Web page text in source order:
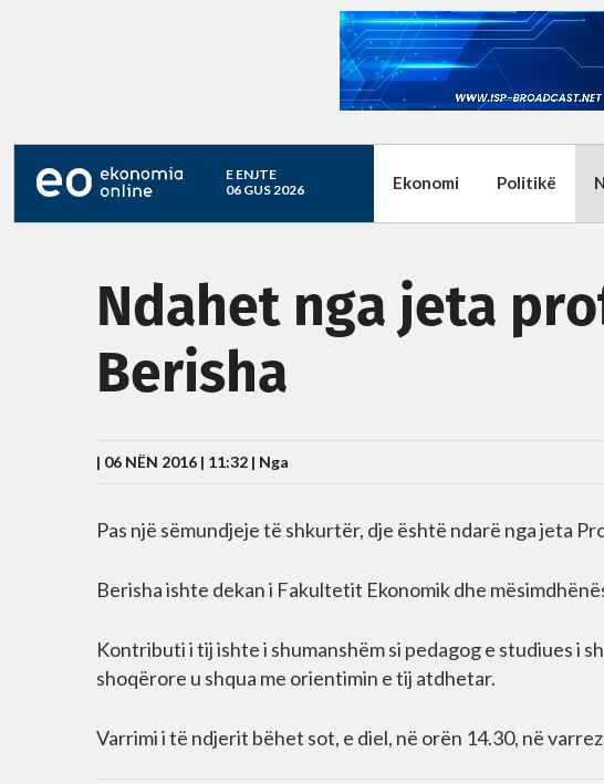
E ENJTE
06 GUS 2026
Ekonomi Politikë
Ndahet nga jeta
Berisha
| 06 NËN 2016 | 11:32 | Nga
Pas një sëmundjeje të shkurtër, dje është ndarë nga jeta
Berisha ishte dekan i Fakultetit Ekonomik dhe
Kontributi i tij ishte i shumanshëm si pedagog e studiues i
shoqërore u shqua me orientimin e tij atdhetar.
Varrimi i të ndjerit bëhet sot, e diel, në orën 14.30, në